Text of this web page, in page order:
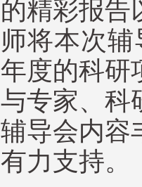
的精彩报告
师将本次
年度的科研
与专家、科
辅导会内容
有力支持。